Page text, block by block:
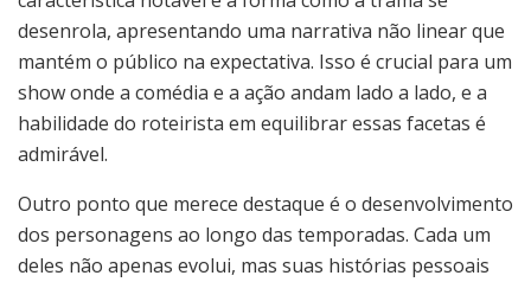
desenrola, apresentando uma narrativa não linear que
mantém o público na expectativa. Isso é crucial para um
show onde a comédia e a ação andam lado a lado, e a
habilidade do roteirista em equilibrar essas facetas é
admirável.
Outro ponto que merece destaque é o desenvolvimento
dos personagens ao longo das temporadas. Cada um
deles não apenas evolui, mas suas histórias pessoais